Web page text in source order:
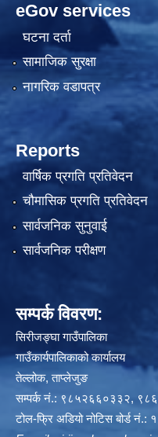
eGov services
घटना दर्ता
सामाजिक सुरक्षा
नागरिक वडापत्र
Reports
वार्षिक प्रगति प्रतिवेदन
चौमासिक प्रगति प्रतिवेदन
सार्वजनिक सुनुवाई
सार्वजनिक परीक्षण
सम्पर्क विवरण:
सिरीजङ्घा गाउँपालिका
गाउँकार्यपालिकाको कार्यालय
तेल्लोक, ताप्लेजुङ
सम्पर्क नं.: ९८५२६६०३३२,
टोल-फ्रि अडियो नोटिस बोर्ड